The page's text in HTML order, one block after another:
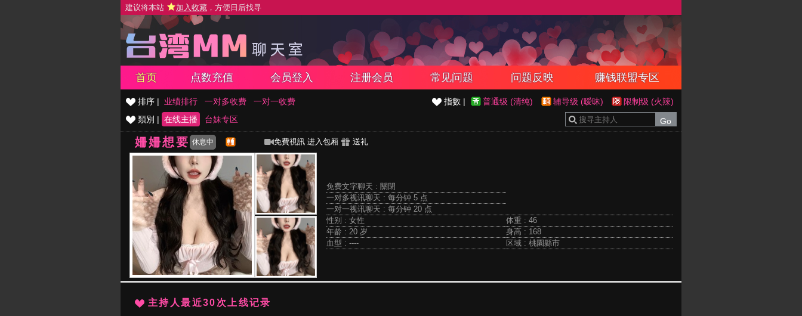
建议将本站 加入收藏 ，方便日后找寻
首页 点数充值 会员登入 注册会员 常见问题 问题反映 赚钱联盟专区
排序 | 业绩排行 一对多收费 一对一收费 指數 | 普通级 (清纯) 辅导级 (暧昧)
限制级 (火辣)
類別 | 在线主播 台妹专区
姍姍想要 休息中 免費視訊 进入包厢 送礼
免费文字聊天 : 關閉
一对多视讯聊天 : 每分钟 5 点
一对一视讯聊天 : 每分钟 20 点
性别 : 女性
体重 : 46
年龄 : 20 岁
身高 : 168
血型 : ----
区域 : 桃園縣市
主持人最近30次上线记录